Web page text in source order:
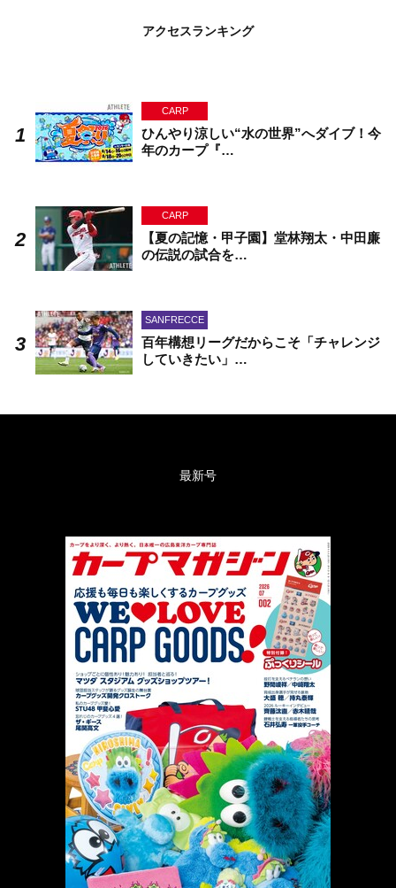
アクセスランキング
CARP
ひんやり涼しい“水の世界”へダイブ！今
年のカープ『…
CARP
【夏の記憶・甲子園】堂林翔太・中田廉
の伝説の試合を…
SANFRECCE
百年構想リーグだからこそ「チャレンジ
していきたい」…
最新号